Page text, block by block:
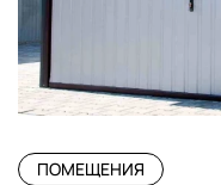
ПОМЕЩЕНИЯ